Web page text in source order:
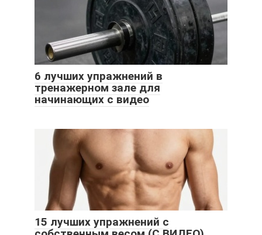
6 лучших упражнений в
тренажерном зале для
начинающих с видео
15 лучших упражнений с